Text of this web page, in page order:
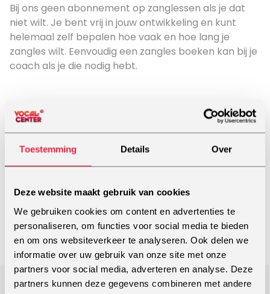
Toestemming Details Over
Deze website maakt gebruik van cookies
We gebruiken cookies om content en advertenties te
personaliseren, om functies voor social media te bieden
en om ons websiteverkeer te analyseren. Ook delen we
informatie over uw gebruik van onze site met onze
partners voor social media, adverteren en analyse. Deze
partners kunnen deze gegevens combineren met andere
Bij ons geen abonnement op zanglessen als je dat
niet wilt. Je bent vrij in jouw ontwikkeling en kunt
helemaal zelf bepalen hoe vaak en hoe lang je
zangles wilt. Eenvoudig een zangles boeken kan bij je
coach als je die nodig hebt.